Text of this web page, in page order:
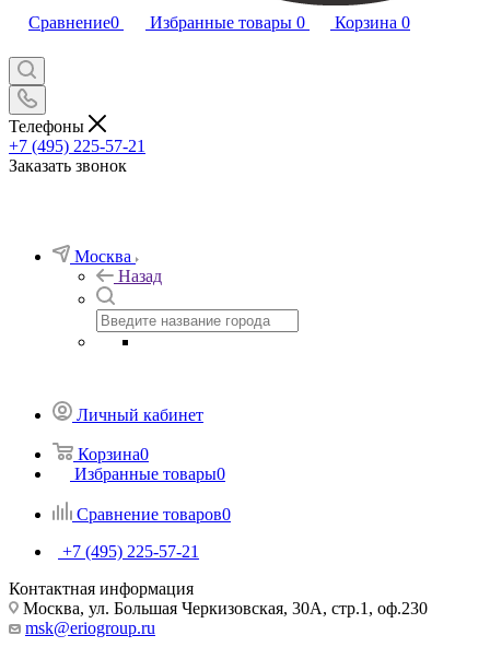
Сравнение0 Избранные товары 0 Корзина 0
Телефоны
+7 (495) 225-57-21
Заказать звонок
Москва
Назад
Личный кабинет
Корзина0
Избранные товары0
Сравнение товаров0
+7 (495) 225-57-21
Контактная информация
Москва, ул. Большая Черкизовская, 30А, стр.1, оф.230
msk@eriogroup.ru